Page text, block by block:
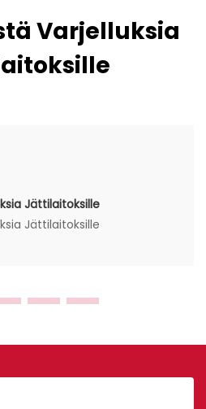
Varjelluksia
Jättilaitoksille
Jättilaitoksille